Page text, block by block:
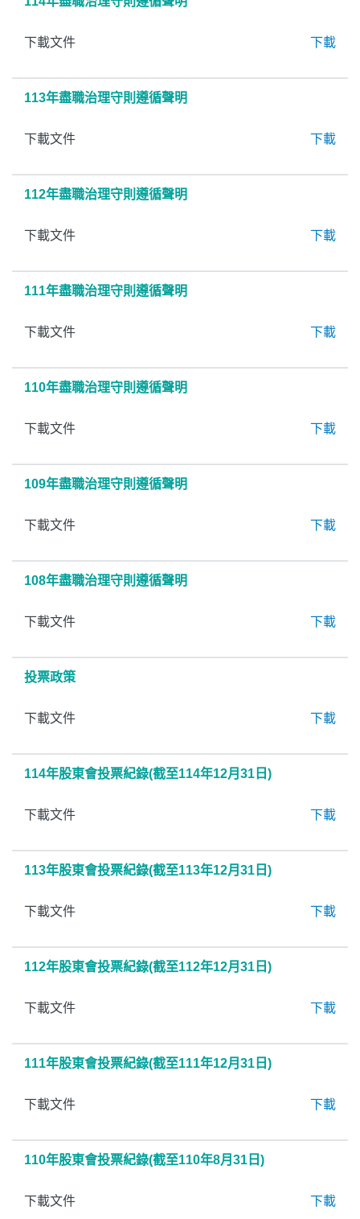
下載文件 下載
113年盡職治理守則遵循聲明
下載文件 下載
112年盡職治理守則遵循聲明
下載文件 下載
111年盡職治理守則遵循聲明
下載文件 下載
110年盡職治理守則遵循聲明
下載文件 下載
109年盡職治理守則遵循聲明
下載文件 下載
108年盡職治理守則遵循聲明
下載文件 下載
投票政策
下載文件 下載
114年股東會投票紀錄(截至114年12月31日)
下載文件 下載
113年股東會投票紀錄(截至113年12月31日)
下載文件 下載
112年股東會投票紀錄(截至112年12月31日)
下載文件 下載
111年股東會投票紀錄(截至111年12月31日)
下載文件 下載
110年股東會投票紀錄(截至110年8月31日)
下載文件 下載